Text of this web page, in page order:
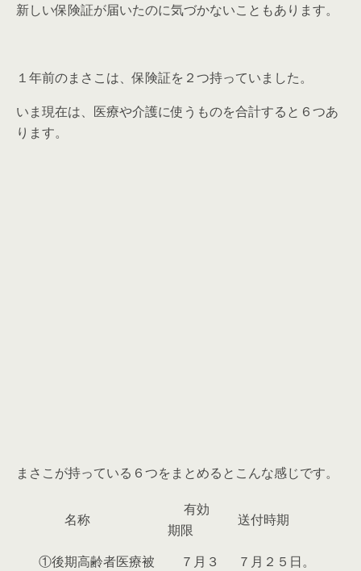
新しい保険証が届いたのに気づかないこともあります。
１年前のまさこは、保険証を２つ持っていました。
いま現在は、医療や介護に使うものを合計すると６つあ
ります。
まさこが持っている６つをまとめるとこんな感じです。
名称
有効
期限
送付時期
①後期高齢者医療被
７月３
７月２５日。